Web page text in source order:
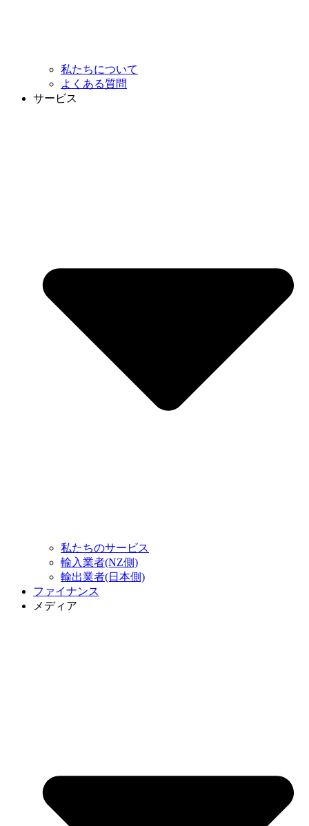
私たちについて
よくある質問
サービス
私たちのサービス
輸入業者(NZ側)
輸出業者(日本側)
ファイナンス
メディア